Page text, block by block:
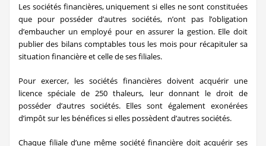
Les sociétés financières, uniquement si elles ne sont constituées
que pour posséder d’autres sociétés, n’ont pas l’obligation
d’embaucher un employé pour en assurer la gestion. Elle doit
publier des bilans comptables tous les mois pour récapituler sa
situation financière et celle de ses filiales.
Pour exercer, les sociétés financières doivent acquérir une
licence spéciale de 250 thaleurs, leur donnant le droit de
posséder d’autres sociétés. Elles sont également exonérées
d’impôt sur les bénéfices si elles possèdent d’autres sociétés.
Chaque filiale d’une même société financière doit acquérir ses